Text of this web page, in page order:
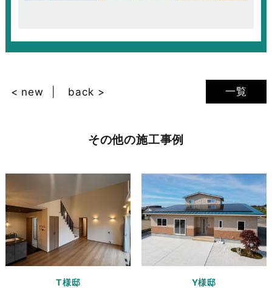
一覧
< new back >
その他の施工事例
T様邸 Y様邸